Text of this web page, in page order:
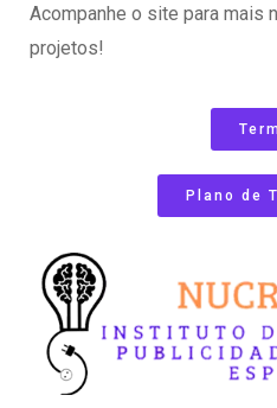
Acompanhe o site para mais
projetos!
Plano de